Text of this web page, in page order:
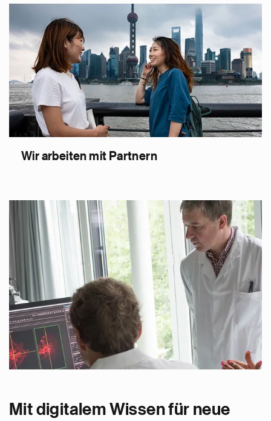
Wir arbeiten mit Partnern
Mit digitalem Wissen für neue